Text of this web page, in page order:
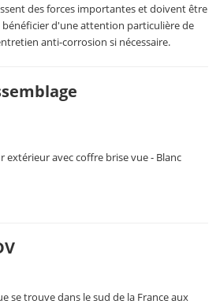
des forces importantes et doivent être
d'une attention particulière de
anti-corrosion si nécessaire.
extérieur avec coffre brise vue - Blanc
se trouve dans le sud de la France aux